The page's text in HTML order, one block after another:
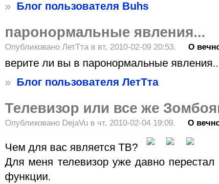
» Блог пользователя Buhs
паронормальные явления...
Опубликовано ЛетТта в вт, 2010-02-09 20:53. О
верите ли вы в паронормальные
» Блог пользователя ЛетТта
Телевизор или все же
Опубликовано DejaVu в чт, 2010-02-04 19:09. О
Чем для вас является ТВ?
Для меня телевизор уже давно
функции.